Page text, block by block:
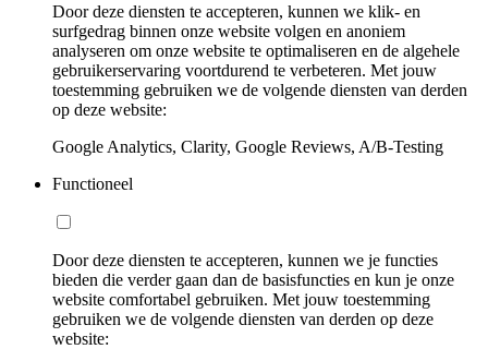
Door deze diensten te accepteren, kunnen we klik- en
surfgedrag binnen onze website volgen en anoniem
analyseren om onze website te optimaliseren en de algehele
gebruikerservaring voortdurend te verbeteren. Met jouw
toestemming gebruiken we de volgende diensten van derden
op deze website:
Google Analytics, Clarity, Google Reviews, A/B-Testing
Functioneel
Door deze diensten te accepteren, kunnen we je functies
bieden die verder gaan dan de basisfuncties en kun je onze
website comfortabel gebruiken. Met jouw toestemming
gebruiken we de volgende diensten van derden op deze
website: